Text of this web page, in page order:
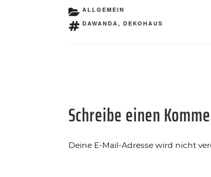
KATEGORIEN
ALLGEMEIN
SCHLAGWÖRTER
DAWANDA, DEKOHAUS
Schreibe einen
Deine E-Mail-Adresse wird nicht